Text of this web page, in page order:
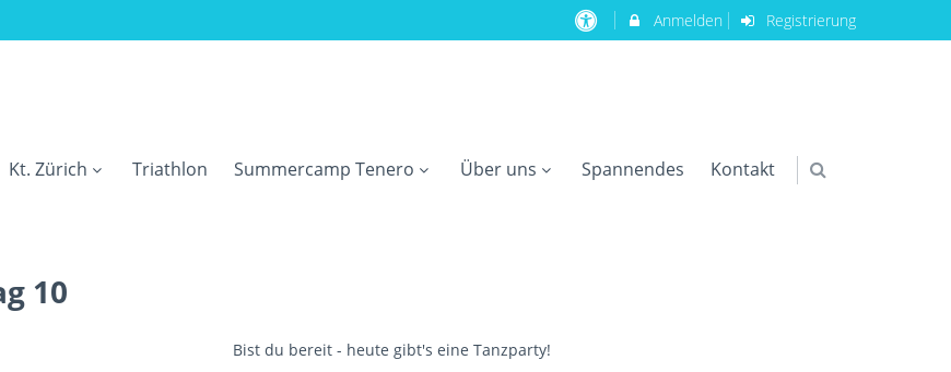
Anmelden Registrierung
Kt. Zürich Triathlon Summercamp Tenero Über uns Spannendes Kontakt
10
Bist du bereit - heute gibt's eine Tanzparty!